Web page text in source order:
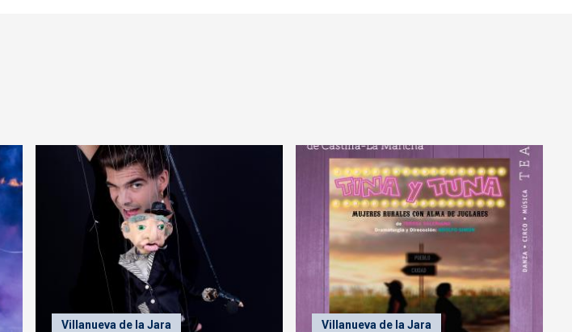
Villanueva de la Jara Villanueva de la Jara